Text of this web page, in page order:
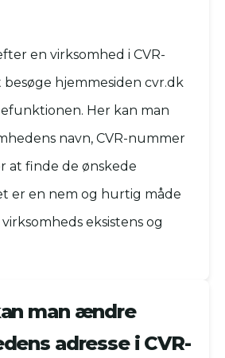
en virksomhed i CVR-
hjemmesiden cvr.dk
Her kan man
navn, CVR-nummer
at finde de ønskede
er en nem og hurtig måde
eksistens og
man ændre
adresse i CVR-